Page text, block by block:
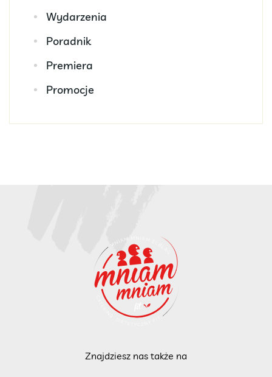
Wydarzenia
Poradnik
Premiera
Promocje
Znajdziesz nas także na